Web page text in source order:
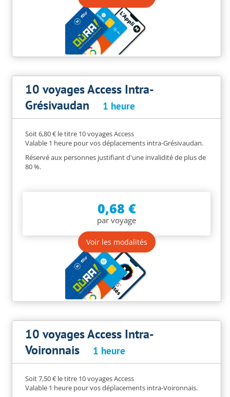
10 voyages Access Intra-
Grésivaudan
1 heure
Soit 6,80 € le titre 10 voyages Access
Valable 1 heure pour vos déplacements intra-Grésivaudan.
Réservé aux personnes justifiant d'une invalidité de plus de
80 %.
0,68 €
par voyage
Voir les modalités
10 voyages Access Intra-
Voironnais
1 heure
Soit 7,50 € le titre 10 voyages Access
Valable 1 heure pour vos déplacements intra-Voironnais.